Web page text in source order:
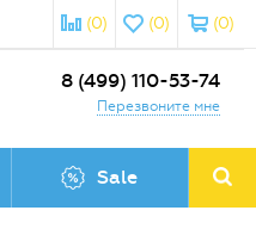
(0)
(0)
(0)
8 (499) 110-53-74
Перезвоните мне
Sale